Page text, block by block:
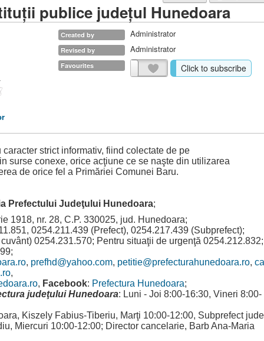
publice judeţul Hunedoara
Created by Administrator
Revised by Administrator
Favourites Click to subscribe
strict informativ, fiind colectate de pe
surse conexe, orice acţiune ce se naşte din utilizarea
de orice fel a Primăriei Comunei Baru.
Prefectului Judeţului Hunedoara;
1918, nr. 28, C.P. 330025, jud. Hunedoara;
0254.211.439 (Prefect), 0254.217.439 (Subprefect);
0254.231.570; Pentru situaţii de urgenţă 0254.212.832;
, prefhd@yahoo.com, petitie@prefecturahunedoara.ro, ca
,
, Facebook: Prefectura Hunedoara;
judeţului Hunedoara: Luni - Joi 8:00-16:30, Vineri 8:00-
Kiszely Fabius-Tiberiu, Marţi 10:00-12:00, Subprefect
Miercuri 10:00-12:00; Director cancelarie, Barb Ana-Maria